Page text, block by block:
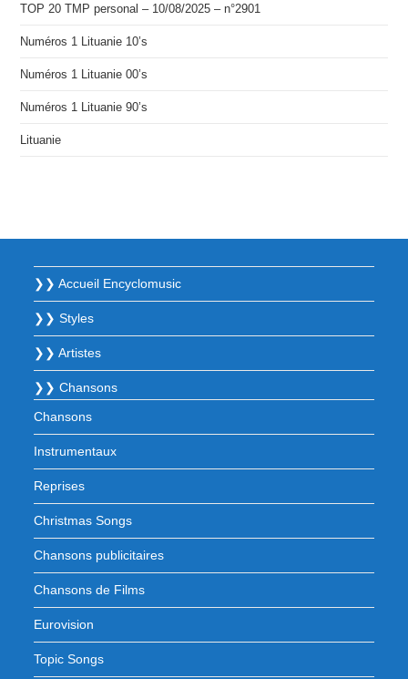
TOP 20 TMP personal – 10/08/2025 – n°2901
Numéros 1 Lituanie 10’s
Numéros 1 Lituanie 00’s
Numéros 1 Lituanie 90’s
Lituanie
❯❯ Accueil Encyclomusic
❯❯ Styles
❯❯ Artistes
❯❯ Chansons
Chansons
Instrumentaux
Reprises
Christmas Songs
Chansons publicitaires
Chansons de Films
Eurovision
Topic Songs